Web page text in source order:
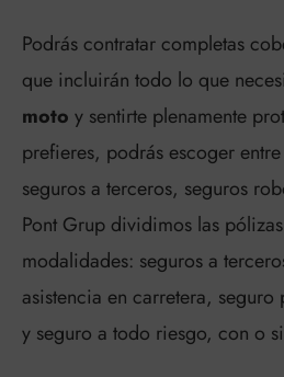
Podrás contratar completas
que incluirán todo lo que
moto y sentirte plenamente
prefieres, podrás escoger
seguros a terceros, seguros
Pont Grup dividimos las
modalidades: seguros a
asistencia en carretera,
y seguro a todo riesgo, con o